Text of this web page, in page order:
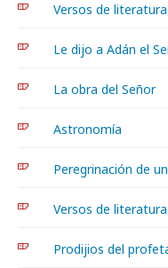
Versos de literatura
Le dijo a Adán el
La obra del Señor
Astronomía
Peregrinación de
Versos de literatura
Prodijios del